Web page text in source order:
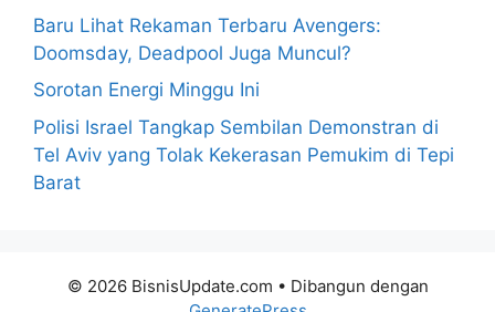
Baru Lihat Rekaman Terbaru Avengers:
Doomsday, Deadpool Juga Muncul?
Sorotan Energi Minggu Ini
Polisi Israel Tangkap Sembilan Demonstran di
Tel Aviv yang Tolak Kekerasan Pemukim di Tepi
Barat
© 2026 BisnisUpdate.com • Dibangun dengan